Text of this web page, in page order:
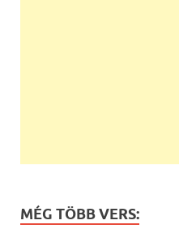
MÉG TÖBB VERS: